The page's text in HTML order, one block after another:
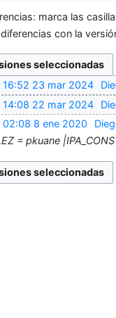
marca las
con la
16:52 23 mar 2024
14:08 22 mar 2024
02:08 8 ene 2020
= pkuane